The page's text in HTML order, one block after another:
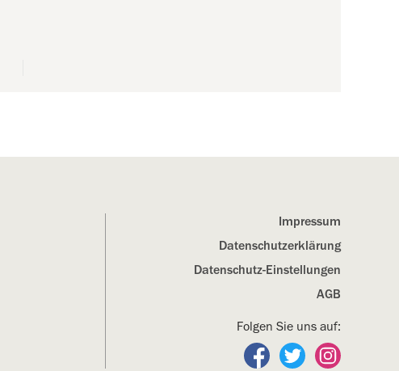
Impressum
Datenschutz­erklärung
Datenschutz-Einstellungen
AGB
Folgen Sie uns auf:
Folgen Sie uns auf
Folgen Sie uns